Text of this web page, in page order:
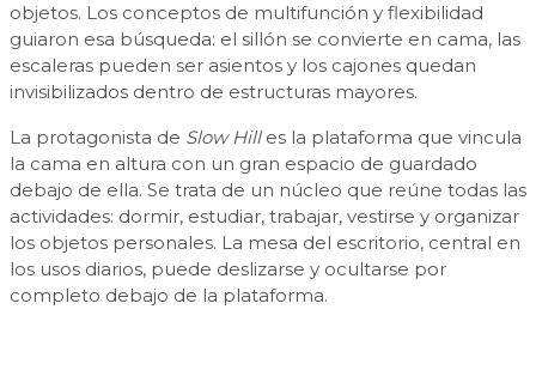
objetos. Los conceptos de multifunción y flexibilidad
guiaron esa búsqueda: el sillón se convierte en cama, las
escaleras pueden ser asientos y los cajones quedan
invisibilizados dentro de estructuras mayores.
La protagonista de Slow Hilles la plataforma que vincula
la cama en altura con un gran espacio de guardado
debajo de ella. Se trata de un núcleo que reúne todas las
actividades: dormir, estudiar, trabajar, vestirse y organizar
los objetos personales. La mesa del escritorio, central en
los usos diarios, puede deslizarse y ocultarse por
completo debajo de la plataforma.